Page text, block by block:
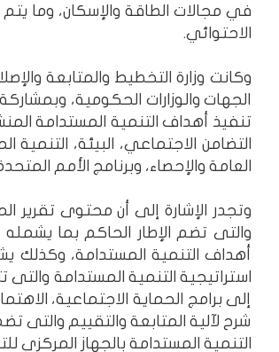
في مجالات الطاقة والإسكان، وما
الاحتوائي.
الجهات والوزارات الحكومية،
التضامن الاجتماعي، البيئة، التنمية
العامة والإحصاء، وبرنامج الأمم
أهداف التنمية المستدامة، وكذلك
استراتيجية التنمية المستدامة
شرح لآلية المتابعة والتقييم والتى
التنمية المستدامة بالجهاز المركزي